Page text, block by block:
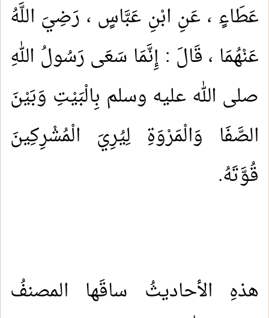
عَطَاءٍ ، عَنِ ابْنِ عَبَّاسٍ ، رَضِيَ اللَّهُ
عَنْهُمَا ، قَالَ : إِنَّمَا سَعَى رَسُولُ اللهِ
صلى الله عليه وسلم بِالْبَيْتِ وَبَيْنَ
الصَّفَا وَالْمَرْوَةِ لِيُرِيَ الْمُشْرِكِينَ
قُوَّتَهُ.
هذهِ الأحاديثُ ساقَها المصنفُ